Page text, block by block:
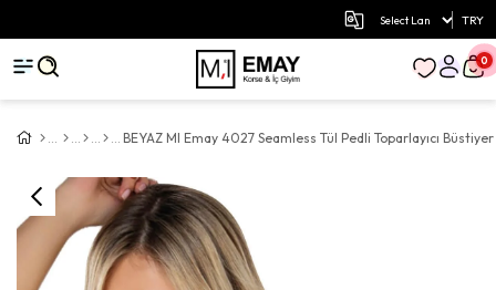
TRY
0
BEYAZ MI Emay 4027 Seamless Tül Pedli Toparlayıcı Büstiyer